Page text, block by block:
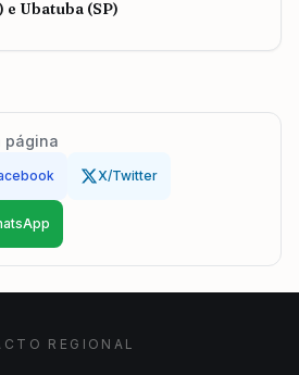
e Ubatuba (SP)
página
X/Twitter
REGIONAL